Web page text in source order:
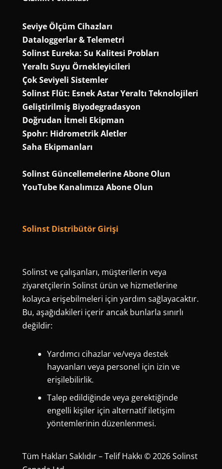
Seviye Ölçüm Cihazları
Dataloggerlar & Telemetri
Solinst Eureka: Su Kalitesi Probları
Yeraltı Suyu Örnekleyicileri
Çok Seviyeli Sistemler
Solinst Flüt: Esnek Astar Yeraltı Teknolojileri
Geliştirilmiş Biyodegradasyon
Doğrudan İtmeli Ekipman
Spohr: Hidrometrik Aletler
Saha Ekipmanları
Solinst Güncellemelerine Abone Olun
YouTube Kanalımıza Abone Olun
Solinst Distribütör Girişi
Solinst ve çalışanları, müşterilerin veya
ziyaretçilerin Solinst ürün ve hizmetlerine
kolayca erişebilmeleri için yardım sağlayacaktır.
Bu, aşağıdakileri içerir ancak bunlarla sınırlı
değildir:
Yardımcı cihazlar ve/veya destek
hayvanları veya personel için izin ve
erişilebilirlik.
Talep edildiğinde veya gerektiğinde
engelli kişiler için alternatif iletişim
yöntemlerinin düzenlenmesi.
Tüm Hakları Saklıdır – Telif Hakkı © 2026 Solinst